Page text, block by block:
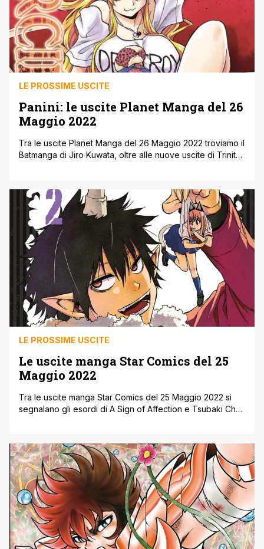
LE PROSSIME USCITE
Panini: le uscite Planet Manga del 26
Maggio 2022
Tra le uscite Planet Manga del 26 Maggio 2022 troviamo il
Batmanga di Jiro Kuwata, oltre alle nuove uscite di Trinity
tutte le uscite Planet Manga del 26 Maggio 2022. Vi
ricordiamo anche l’annuncio sulla Collector’s Edition di [']
LE PROSSIME USCITE
Le uscite manga Star Comics del 25
Maggio 2022
Tra le uscite manga Star Comics del 25 Maggio 2022 si
segnalano gli esordi di A Sign of Affection e Tsubaki Cho
Comics del 25 Maggio 2022, come riportate dal sito
ufficiale della casa editrice, ricordandovi [']